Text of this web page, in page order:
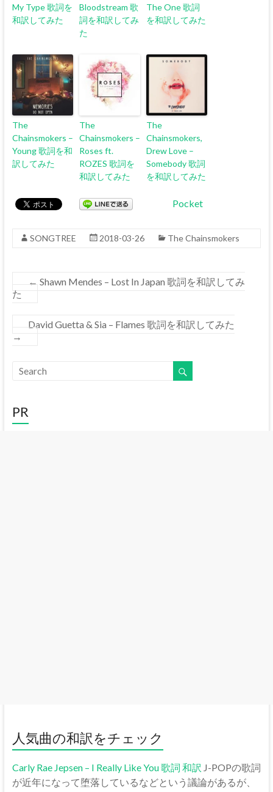
My Type 歌詞を
和訳してみた
Bloodstream 歌
詞を和訳してみ
た
The One 歌詞
を和訳してみた
The
Chainsmokers –
Young 歌詞を和
訳してみた
The
Chainsmokers –
Roses ft.
ROZES 歌詞を
和訳してみた
The
Chainsmokers,
Drew Love –
Somebody 歌詞
を和訳してみた
Pocket
SONGTREE 2018-03-26 The Chainsmokers
← Shawn Mendes – Lost In Japan 歌詞を和訳してみ
た
David Guetta & Sia – Flames 歌詞を和訳してみた
→
PR
人気曲の和訳をチェック
Carly Rae Jepsen – I Really Like You 歌詞 和訳 J-POPの歌詞
が近年になって堕落しているなどという議論があるが、